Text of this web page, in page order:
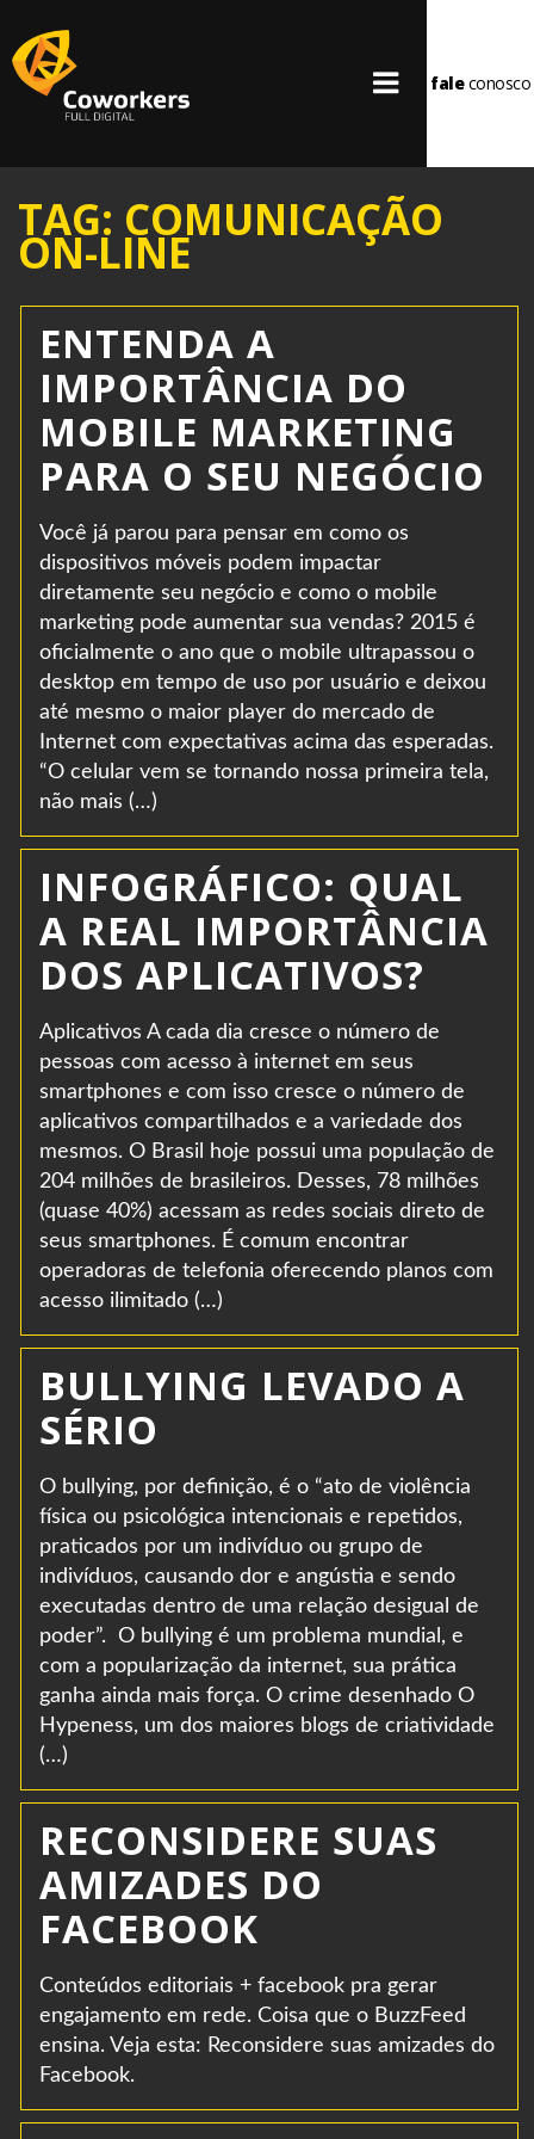
faleconosco
TAG: COMUNICAÇÃO
ON-LINE
ENTENDA A
IMPORTÂNCIA DO
MOBILE MARKETING
PARA O SEU NEGÓCIO
Você já parou para pensar em como os
dispositivos móveis podem impactar
diretamente seu negócio e como o mobile
marketing pode aumentar sua vendas? 2015 é
oficialmente o ano que o mobile ultrapassou o
desktop em tempo de uso por usuário e deixou
até mesmo o maior player do mercado de
Internet com expectativas acima das esperadas.
“O celular vem se tornando nossa primeira tela,
não mais (…)
INFOGRÁFICO: QUAL
A REAL IMPORTÂNCIA
DOS APLICATIVOS?
Aplicativos A cada dia cresce o número de
pessoas com acesso à internet em seus
smartphones e com isso cresce o número de
aplicativos compartilhados e a variedade dos
mesmos. O Brasil hoje possui uma população de
204 milhões de brasileiros. Desses, 78 milhões
(quase 40%) acessam as redes sociais direto de
seus smartphones. É comum encontrar
operadoras de telefonia oferecendo planos com
acesso ilimitado (…)
BULLYING LEVADO A
SÉRIO
O bullying, por definição, é o “ato de violência
física ou psicológica intencionais e repetidos,
praticados por um indivíduo ou grupo de
indivíduos, causando dor e angústia e sendo
executadas dentro de uma relação desigual de
poder”. O bullying é um problema mundial, e
com a popularização da internet, sua prática
ganha ainda mais força. O crime desenhado O
Hypeness, um dos maiores blogs de criatividade
(…)
RECONSIDERE SUAS
AMIZADES DO
FACEBOOK
Conteúdos editoriais + facebook pra gerar
engajamento em rede. Coisa que o BuzzFeed
ensina. Veja esta: Reconsidere suas amizades do
Facebook.